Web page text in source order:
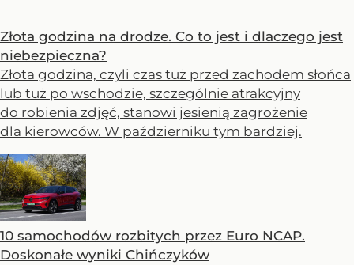
Złota godzina na drodze. Co to jest i dlaczego jest
niebezpieczna?
Złota godzina, czyli czas tuż przed zachodem słońca
lub tuż po wschodzie, szczególnie atrakcyjny
do robienia zdjęć, stanowi jesienią zagrożenie
dla kierowców. W październiku tym bardziej.
10 samochodów rozbitych przez Euro NCAP.
Doskonałe wyniki Chińczyków